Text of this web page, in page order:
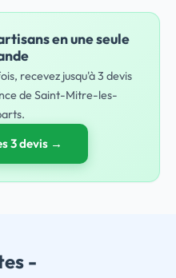
en une seule
recevez jusqu'à 3 devis
de Saint-Mitre-les-
3 devis →
-